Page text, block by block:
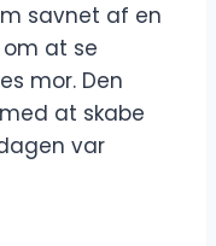
savnet af en
at se
mor. Den
at skabe
var